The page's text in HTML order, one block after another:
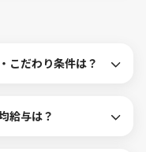
こだわり条件は？
給与は？